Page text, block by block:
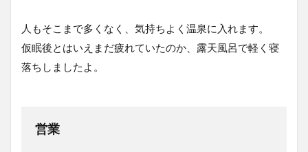
人もそこまで多くなく、気持ちよく温泉に入れます。
仮眠後とはいえまだ疲れていたのか、露天風呂で軽く寝
落ちしましたよ。
営業